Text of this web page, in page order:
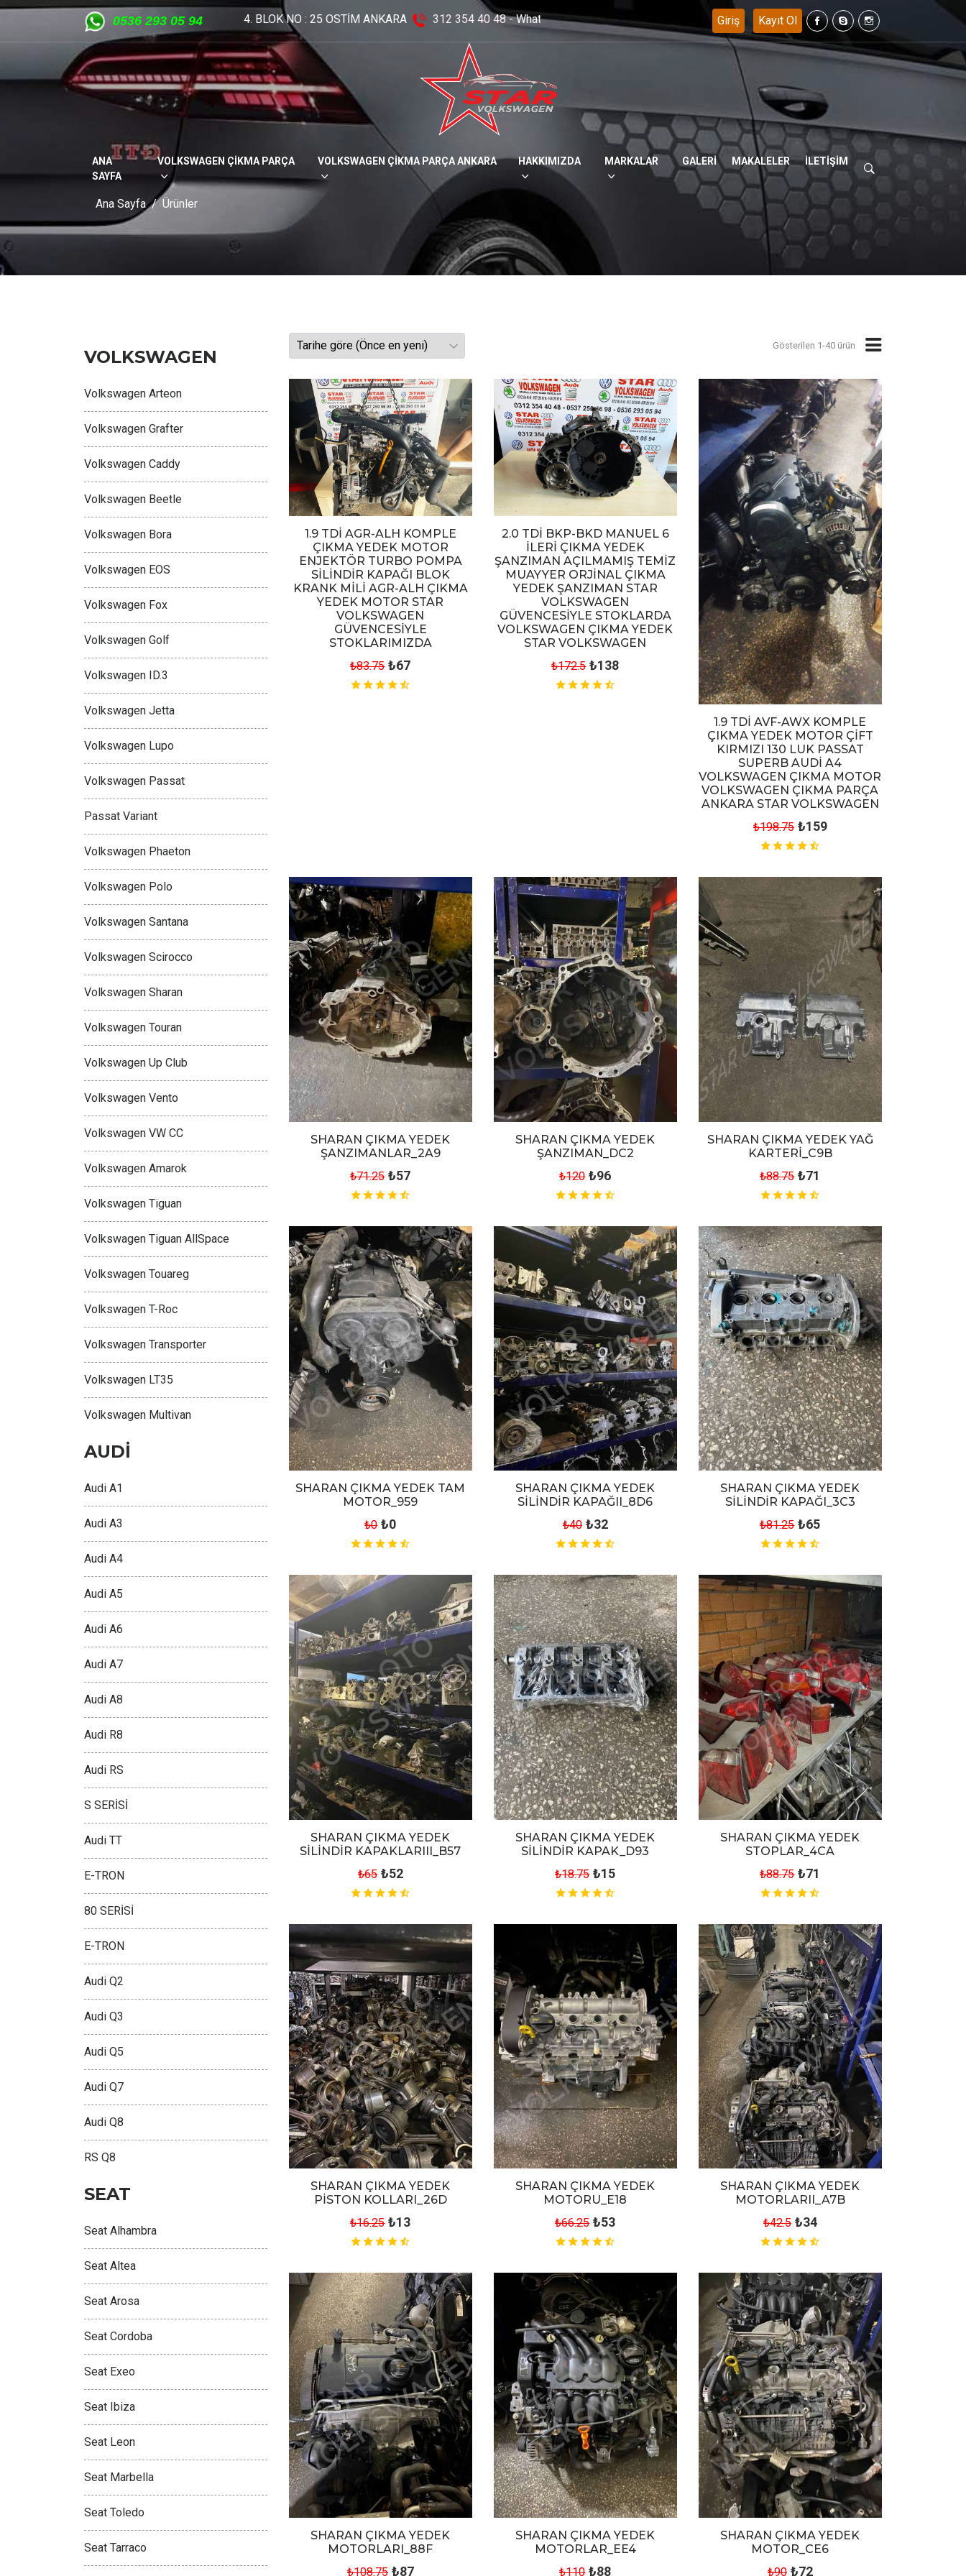
0536 293 05 94
SANAYİ SİTESİ 4. BLOK NO : 25 OSTİM ANKARA 312 354 40 48 - Whatsapp: 0536 293 05 94 - 0537 250 56 98- 0536 293 05 94 ....
ANA
SAYFA
VOLKSWAGEN ÇİKMA PARÇA VOLKSWAGEN ÇİKMA PARÇA ANKARA HAKKIMIZDA MARKALAR GALERİ MAKALELER İLETİŞİM
Ana Sayfa Ürünler
Gösterilen 1-40 ürün
1.9 TDİ AGR-ALH KOMPLE
ÇIKMA YEDEK MOTOR
ENJEKTÖR TURBO POMPA
SİLİNDİR KAPAĞI BLOK
KRANK MİLİ AGR-ALH ÇIKMA
YEDEK MOTOR STAR
VOLKSWAGEN
GÜVENCESİYLE
STOKLARIMIZDA
₺83.75 ₺67
2.0 TDİ BKP-BKD MANUEL 6
İLERİ ÇIKMA YEDEK
ŞANZIMAN AÇILMAMIŞ TEMİZ
MUAYYER ORJİNAL ÇIKMA
YEDEK ŞANZIMAN STAR
VOLKSWAGEN
GÜVENCESİYLE STOKLARDA
VOLKSWAGEN ÇIKMA YEDEK
STAR VOLKSWAGEN
₺172.5 ₺138
1.9 TDİ AVF-AWX KOMPLE
ÇIKMA YEDEK MOTOR ÇİFT
KIRMIZI 130 LUK PASSAT
SUPERB AUDİ A4
VOLKSWAGEN ÇIKMA MOTOR
VOLKSWAGEN ÇIKMA PARÇA
ANKARA STAR VOLKSWAGEN
₺198.75 ₺159
SHARAN ÇIKMA YEDEK
ŞANZIMANLAR_2A9
₺71.25 ₺57
SHARAN ÇIKMA YEDEK
ŞANZIMAN_DC2
₺120 ₺96
SHARAN ÇIKMA YEDEK YAĞ
KARTERİ_C9B
₺88.75 ₺71
SHARAN ÇIKMA YEDEK TAM
MOTOR_959
₺0 ₺0
SHARAN ÇIKMA YEDEK
SİLİNDİR KAPAĞII_8D6
₺40 ₺32
SHARAN ÇIKMA YEDEK
SİLİNDİR KAPAĞI_3C3
₺81.25 ₺65
SHARAN ÇIKMA YEDEK
SİLİNDİR KAPAKLARIII_B57
₺65 ₺52
SHARAN ÇIKMA YEDEK
SİLİNDİR KAPAK_D93
₺18.75 ₺15
SHARAN ÇIKMA YEDEK
STOPLAR_4CA
₺88.75 ₺71
SHARAN ÇIKMA YEDEK
PİSTON KOLLARI_26D
₺16.25 ₺13
SHARAN ÇIKMA YEDEK
MOTORU_E18
₺66.25 ₺53
SHARAN ÇIKMA YEDEK
MOTORLARII_A7B
₺42.5 ₺34
SHARAN ÇIKMA YEDEK
MOTORLARI_88F
₺108.75 ₺87
SHARAN ÇIKMA YEDEK
MOTORLAR_EE4
₺110 ₺88
SHARAN ÇIKMA YEDEK
MOTOR_CE6
₺90 ₺72
VOLKSWAGEN
Volkswagen Arteon
Volkswagen Grafter
Volkswagen Caddy
Volkswagen Beetle
Volkswagen Bora
Volkswagen EOS
Volkswagen Fox
Volkswagen Golf
Volkswagen ID.3
Volkswagen Jetta
Volkswagen Lupo
Volkswagen Passat
Passat Variant
Volkswagen Phaeton
Volkswagen Polo
Volkswagen Santana
Volkswagen Scirocco
Volkswagen Sharan
Volkswagen Touran
Volkswagen Up Club
Volkswagen Vento
Volkswagen VW CC
Volkswagen Amarok
Volkswagen Tiguan
Volkswagen Tiguan AllSpace
Volkswagen Touareg
Volkswagen T-Roc
Volkswagen Transporter
Volkswagen LT35
Volkswagen Multivan
AUDİ
Audi A1
Audi A3
Audi A4
Audi A5
Audi A6
Audi A7
Audi A8
Audi R8
Audi RS
S SERİSİ
Audi TT
E-TRON
80 SERİSİ
E-TRON
Audi Q2
Audi Q3
Audi Q5
Audi Q7
Audi Q8
RS Q8
SEAT
Seat Alhambra
Seat Altea
Seat Arosa
Seat Cordoba
Seat Exeo
Seat Ibiza
Seat Leon
Seat Marbella
Seat Toledo
Seat Tarraco